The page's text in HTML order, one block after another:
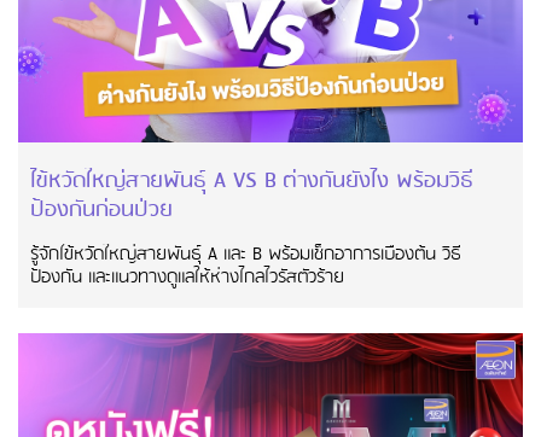
ไข้หวัดใหญ่สายพันธุ์ A VS B ต่างกันยังไง พร้อมวิธี
ป้องกันก่อนป่วย
รู้จักไข้หวัดใหญ่สายพันธุ์ A และ B พร้อมเช็กอาการเบื้องต้น วิธี
ป้องกัน และแนวทางดูแลให้ห่างไกลไวรัสตัวร้าย